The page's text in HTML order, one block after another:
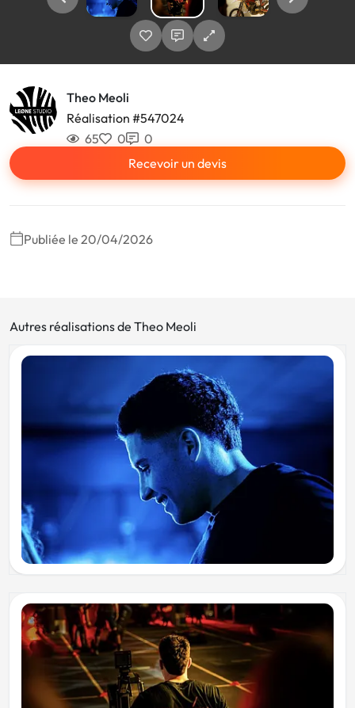
Theo Meoli
Réalisation #547024
65
0
0
Recevoir un devis
Publiée le 20/04/2026
Autres réalisations de Theo Meoli